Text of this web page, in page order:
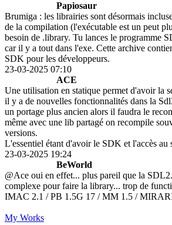
Papiosaur
Brumiga : les librairies sont désormais
de la compilation (l'exécutable est un peut
besoin de .library. Tu lances le programme
car il y a tout dans l'exe. Cette archive
SDK pour les développeurs.
23-03-2025 07:10
ACE
Une utilisation en statique permet d'avoir la
il y a de nouvelles fonctionnalités dans la
un portage plus ancien alors il faudra le
même avec une lib partagé on recompile
versions.
L'essentiel étant d'avoir le SDK et l'accès au
23-03-2025 19:24
BeWorld
@Ace oui en effet... plus pareil que la
complexe pour faire la library... trop de
IMAC 2.1 / PB 1.5G 17 / MM 1.5 /
My Works